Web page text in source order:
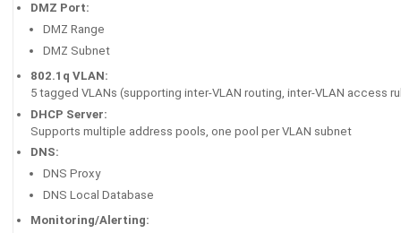
DMZ Port:
DMZ Range
DMZ Subnet
802.1q VLAN:
5 tagged VLANs (supporting inter-VLAN routing, inter-VLAN access
DHCP Server:
Supports multiple address pools, one pool per VLAN subnet
DNS:
DNS Proxy
DNS Local Database
Monitoring/Alerting: